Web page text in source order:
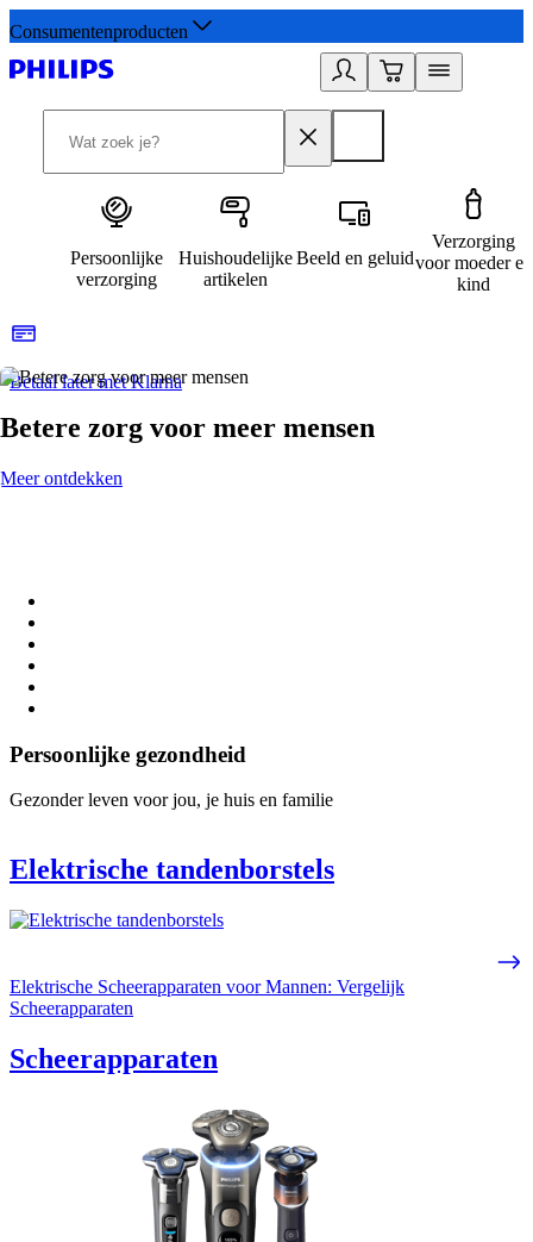
Consumentenproducten
Persoonlijke
verzorging
Huishoudelijke
artikelen
Beeld en geluid
Verzorging
voor moeder en
kind
Betaal later met Klarna
Betere zorg voor meer mensen
Meer ontdekken
Persoonlijke gezondheid
Gezonder leven voor jou, je huis en familie
Elektrische tandenborstels
Elektrische Scheerapparaten voor Mannen: Vergelijk
Scheerapparaten
Scheerapparaten